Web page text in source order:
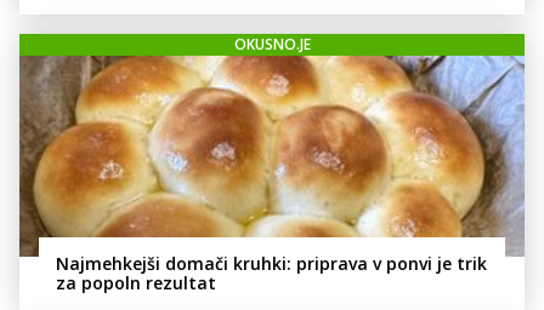
OKUSNO.JE
Najmehkejši domači kruhki: priprava v ponvi je trik
za popoln rezultat